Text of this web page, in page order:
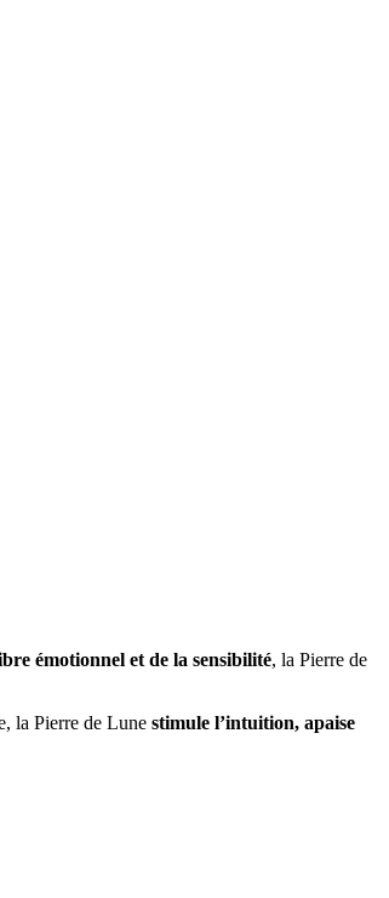
émotionnel et de la sensibilité, la Pierre de
la Pierre de Lune stimule l’intuition, apaise